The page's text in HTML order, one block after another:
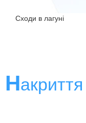
Сходи в лагуні
Накриття